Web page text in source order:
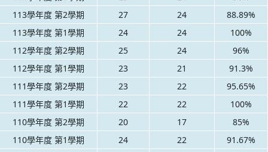
113學年度 第2學期
27 24
88.89%
113學年度 第1學期
24 24
100%
112學年度 第2學期
25 24
96%
112學年度 第1學期
23 21
91.3%
111學年度 第2學期
23 22
95.65%
111學年度 第1學期
22 22
100%
110學年度 第2學期
20 17
85%
110學年度 第1學期
24 22
91.67%